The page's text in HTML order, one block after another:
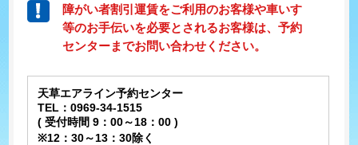
障がい者割引運賃をご利用のお客様や車いす
等のお手伝いを必要とされるお客様は、予約
センターまでお問い合わせください。
天草エアライン予約センター
TEL：0969-34-1515
( 受付時間 9：00～18：00 )
※12：30～13：30除く